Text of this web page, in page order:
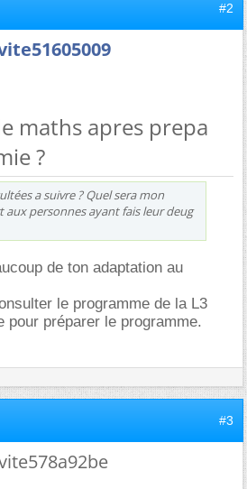
#2
maths apres prepa
?
a suivre ? Quel sera mon
aux personnes ayant fais leur deug
de ton adaptation au
le programme de la L3
pour préparer le programme.
#3